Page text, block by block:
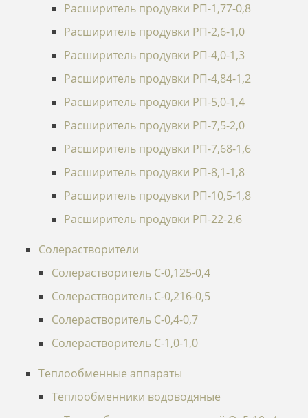
Расширитель продувки РП-1,77-0,8
Расширитель продувки РП-2,6-1,0
Расширитель продувки РП-4,0-1,3
Расширитель продувки РП-4,84-1,2
Расширитель продувки РП-5,0-1,4
Расширитель продувки РП-7,5-2,0
Расширитель продувки РП-7,68-1,6
Расширитель продувки РП-8,1-1,8
Расширитель продувки РП-10,5-1,8
Расширитель продувки РП-22-2,6
Солерастворители
Солерастворитель С-0,125-0,4
Солерастворитель С-0,216-0,5
Солерастворитель С-0,4-0,7
Солерастворитель С-1,0-1,0
Теплообменные аппараты
Теплообменники водоводяные